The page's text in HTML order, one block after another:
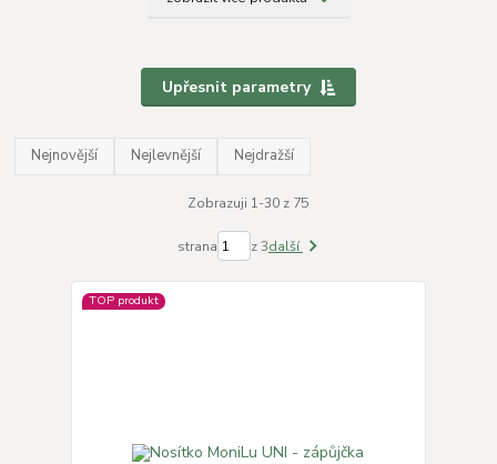
Upřesnit parametry
Nejnovější Nejlevnější Nejdražší
Zobrazuji 1-30 z 75
strana z 3další
TOP produkt